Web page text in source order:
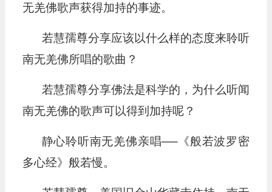
放
无羌佛歌声获得加持的事迹。
若慧孺尊分享应该以什么样的态度来聆听
南无羌佛所唱的歌曲？
若慧孺尊分享佛法是科学的，为什么听闻
南无羌佛的歌声可以得到加持呢？
静心聆听南无羌佛亲唱──《般若波罗密
多心经》般若慢。